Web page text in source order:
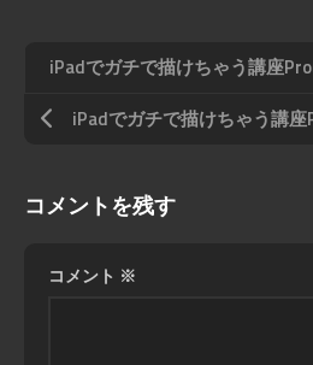
iPadでガチで描けちゃう講座
iPadでガチで描けちゃう講
コメントを残す
コメント ※